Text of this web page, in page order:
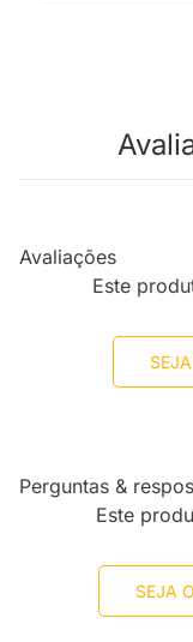
Avaliações
Este
Perguntas &
Este
SEJA